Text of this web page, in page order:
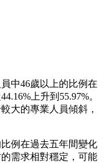
中46歲以上的比例在
上升到55.97%。
大的專業人員傾斜，
比例在過去五年間變化
需求相對穩定，可能